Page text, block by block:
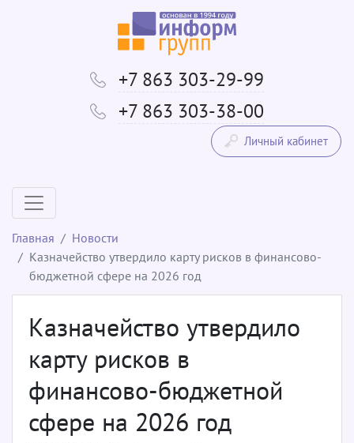
+7 863 303-29-99
+7 863 303-38-00
Личный кабинет
Главная
Новости
Казначейство утвердило карту рисков в финансово-
бюджетной сфере на 2026 год
Казначейство утвердило
карту рисков в
финансово-бюджетной
сфере на 2026 год